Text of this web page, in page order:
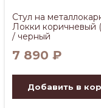
Стул на
Локки коричневый
/ черный
7 890 ₽
Добавить в